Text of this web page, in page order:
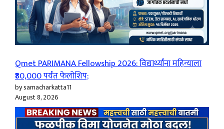
Qmet PARIMANA Fellowship 2026: विद्यार्थ्यांना महिन्याला
₹80,000 पर्यंत फेलोशिप;
by samacharkatta11
August 8, 2026